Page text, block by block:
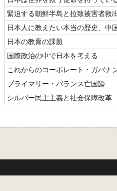
緊迫する朝鮮半島と拉致被害者救
日本人に教えたい本当の歴史、中
日本の教育の課題
国際政治の中で日本を考える
これからのコーポレート・ガバナ
プライマリー・バランス亡国論
シルバー民主主義と社会保障改革